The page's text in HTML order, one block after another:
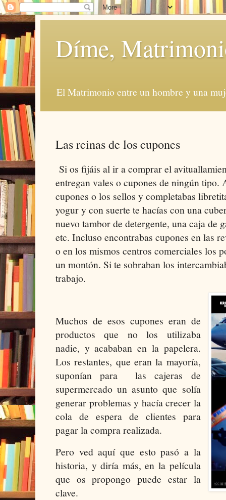
Díme,
El Matrimonio entre un hombre y una
Las reinas de los cupones
Si os fijáis al ir a comprar el
entregan vales o cupones de ningún tipo.
cupones o los sellos y completabas
yogur y con suerte te hacías con una
nuevo tambor de detergente, una caja de
etc. Incluso encontrabas cupones en las
o en los mismos centros comerciales los
un montón. Si te sobraban los
trabajo.
Muchos de esos cupones eran de
productos que no los utilizaba
nadie, y acababan en la papelera.
Los restantes, que eran la mayoría,
suponían para
las cajeras de
supermercado un asunto que solía
generar problemas y hacía crecer la
cola de espera de clientes para
pagar la compra realizada.
Pero ved aquí que esto pasó a la
historia, y diría más, en la película
que os propongo puede estar la
clave.